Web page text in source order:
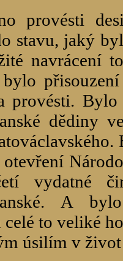
provésti
stavu, jaký
navrácení
bylo
provésti.
dědiny
vydatné
A
celé to veliké
úsilím v život